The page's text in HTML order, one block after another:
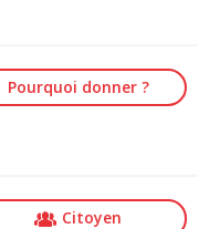
Pourquoi donner ?
Citoyen